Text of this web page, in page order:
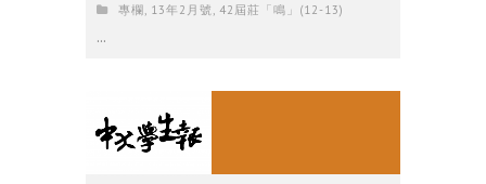
專欄 13年2月號 42屆莊「鳴」(12-13)
...